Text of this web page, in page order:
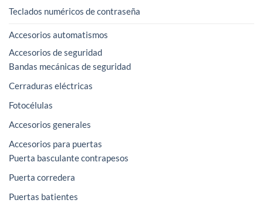
Teclados numéricos de contraseña
Accesorios automatismos
Accesorios de seguridad
Bandas mecánicas de seguridad
Cerraduras eléctricas
Fotocélulas
Accesorios generales
Accesorios para puertas
Puerta basculante contrapesos
Puerta corredera
Puertas batientes